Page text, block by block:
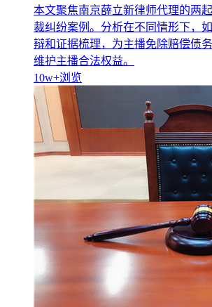
本文聚焦南京薛立新律师代理的两
裁纠纷案例。分析在不同情形下，
辩和证据梳理，为主播免除赔偿债
维护主播合法权益。
10w+浏览